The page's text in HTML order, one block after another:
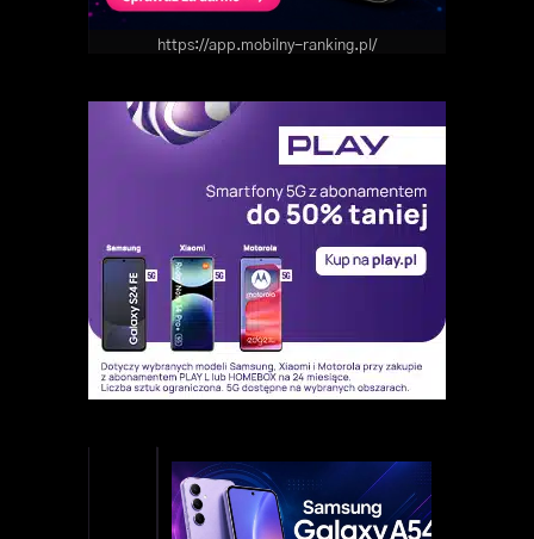
https://app.mobilny-ranking.pl/